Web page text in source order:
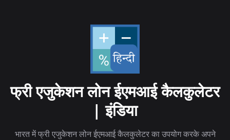
फ्री एजुकेशन लोन ईएमआई कैलकुलेटर
| इंडिया
भारत में फ्री एजुकेशन लोन ईएमआई कैलकुलेटर का उपयोग करके अपने